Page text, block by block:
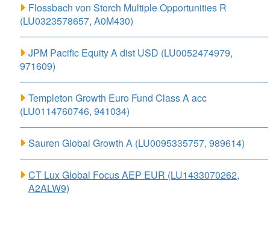
Flossbach von Storch Multiple Opportunities R
(LU0323578657, A0M430)
JPM Pacific Equity A dist USD (LU0052474979,
971609)
Templeton Growth Euro Fund Class A acc
(LU0114760746, 941034)
Sauren Global Growth A (LU0095335757, 989614)
CT Lux Global Focus AEP EUR (LU1433070262,
A2ALW9)